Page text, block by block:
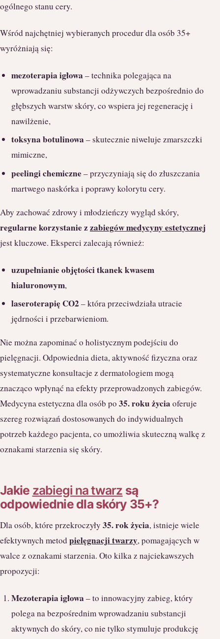
ogólnego stanu cery.
Wśród najchętniej wybieranych procedur dla osób 35+
wyróżniają się:
mezoterapia igłowa – technika polegająca na
wprowadzaniu substancji odżywczych bezpośrednio do
głębszych warstw skóry, co wspiera jej regenerację i
nawilżenie,
toksyna botulinowa – skutecznie niweluje zmarszczki
mimiczne,
peelingi chemiczne– przyczyniają się do złuszczania
martwego naskórka i poprawy kolorytu cery.
Aby zachować zdrowy i młodzieńczy wygląd skóry,
regularne korzystanie zzabiegów medycyny estetycznej
jest kluczowe. Eksperci zalecają również:
uzupełnianie objętości tkanek kwasem
hialuronowym,
laseroterapię CO2– która przeciwdziała utracie
jędrności i przebarwieniom.
Nie można zapominać o holistycznym podejściu do
pielęgnacji. Odpowiednia dieta, aktywność fizyczna oraz
systematyczne konsultacje z dermatologiem mogą
znacząco wpłynąć na efekty przeprowadzonych zabiegów.
Medycyna estetyczna dla osób po 35. roku życia oferuje
szereg rozwiązań dostosowanych do indywidualnych
potrzeb każdego pacjenta, co umożliwia skuteczną walkę z
oznakami starzenia się skóry.
Jakie zabiegi na twarz są
odpowiednie dla skóry 35+?
Dla osób, które przekroczyły 35. rok życia, istnieje wiele
efektywnych metodpielęgnacji twarzy, pomagających w
walce z oznakami starzenia. Oto kilka z najciekawszych
propozycji:
Mezoterapia igłowa – to innowacyjny zabieg, który
polega na bezpośrednim wprowadzaniu substancji
aktywnych do skóry, co nie tylko stymuluje produkcję